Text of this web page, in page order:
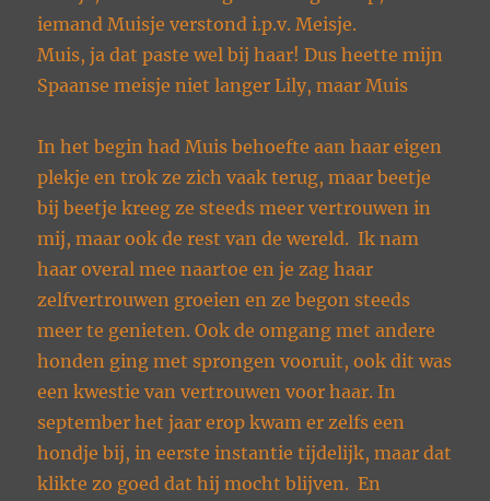
iemand Muisje verstond i.p.v. Meisje.
Muis, ja dat paste wel bij haar! Dus heette mijn
Spaanse meisje niet langer Lily, maar Muis
In het begin had Muis behoefte aan haar eigen
plekje en trok ze zich vaak terug, maar beetje
bij beetje kreeg ze steeds meer vertrouwen in
mij, maar ook de rest van de wereld. Ik nam
haar overal mee naartoe en je zag haar
zelfvertrouwen groeien en ze begon steeds
meer te genieten. Ook de omgang met andere
honden ging met sprongen vooruit, ook dit was
een kwestie van vertrouwen voor haar. In
september het jaar erop kwam er zelfs een
hondje bij, in eerste instantie tijdelijk, maar dat
klikte zo goed dat hij mocht blijven. En